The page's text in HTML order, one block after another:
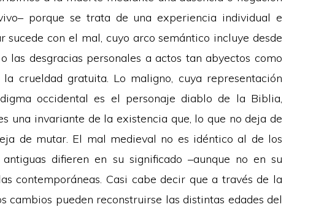
porque se trata de una experiencia individual e
sucede con el mal, cuyo arco semántico incluye desde
las desgracias personales a actos tan abyectos como
crueldad gratuita. Lo maligno, cuya representación
occidental es el personaje diablo de la Biblia,
una invariante de la existencia que, lo que no deja de
de mutar. El mal medieval no es idéntico al de los
antiguas difieren en su significado –aunque no en su
contemporáneas. Casi cabe decir que a través de la
cambios pueden reconstruirse las distintas edades del